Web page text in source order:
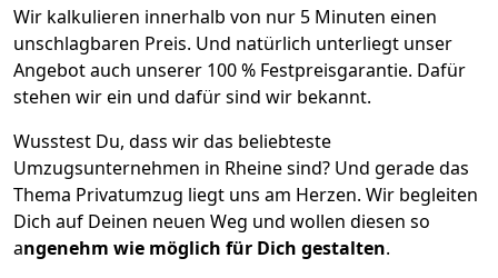
Wir kalkulieren innerhalb von nur 5 Minuten einen
unschlagbaren Preis. Und natürlich unterliegt unser
Angebot auch unserer 100 % Festpreisgarantie. Dafür
stehen wir ein und dafür sind wir bekannt.
Wusstest Du, dass wir das beliebteste
Umzugsunternehmen in Rheine sind? Und gerade das
Thema Privatumzug liegt uns am Herzen. Wir begleiten
Dich auf Deinen neuen Weg und wollen diesen so
angenehm wie möglich für Dich gestalten.